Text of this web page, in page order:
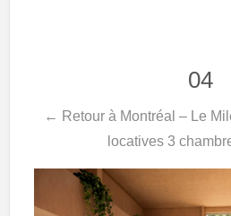
04
← Retour à Montréal – Le
locatives 3